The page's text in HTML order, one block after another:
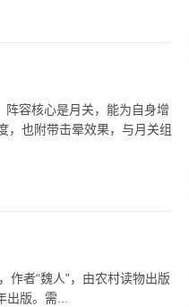
容核心是月关，能为自身增
，也附带击晕效果，与月关组
作者“魏人”，由农村读物出版
版。需...